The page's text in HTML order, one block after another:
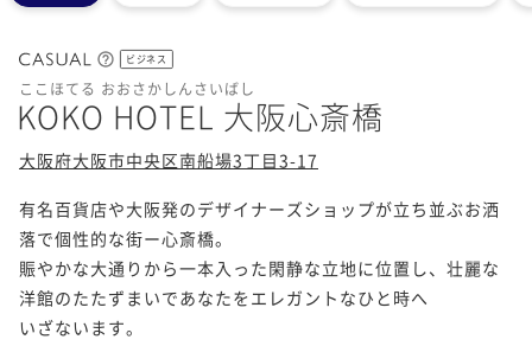
ビジネス
ここほてる おおさかしんさいばし
KOKO HOTEL 大阪心斎橋
大阪府大阪市中央区南船場3丁目3-17
有名百貨店や大阪発のデザイナーズショップが立ち並ぶお洒
落で個性的な街ー心斎橋。
賑やかな大通りから一本入った閑静な立地に位置し、壮麗な
洋館のたたずまいであなたをエレガントなひと時へ
いざないます。